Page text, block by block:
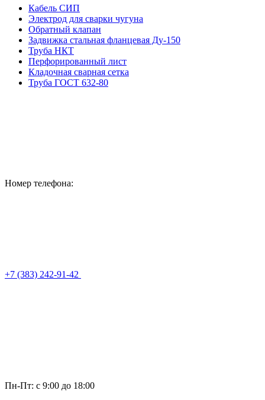
Кабель СИП
Электрод для сварки чугуна
Обратный клапан
Задвижка стальная фланцевая Ду-150
Труба НКТ
Перфорированный лист
Кладочная сварная сетка
Труба ГОСТ 632-80
Номер телефона:
+7 (383) 242-91-42
Пн-Пт: с 9:00 до 18:00